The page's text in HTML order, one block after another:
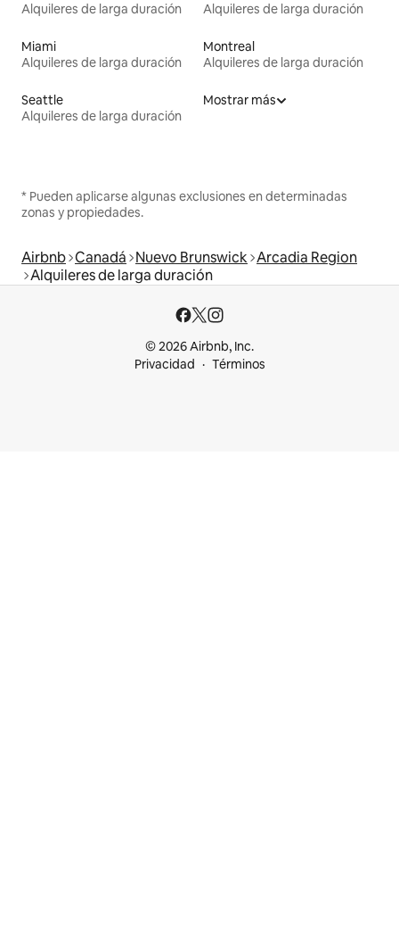
Alquileres de larga duración
Alquileres de larga duración
Miami
Alquileres de larga duración
Montreal
Alquileres de larga duración
Seattle
Alquileres de larga duración
Mostrar más
* Pueden aplicarse algunas exclusiones en determinadas
zonas y propiedades.
Airbnb Canadá Nuevo Brunswick Arcadia Region
Alquileres de larga duración
© 2026 Airbnb, Inc.
Privacidad
Términos